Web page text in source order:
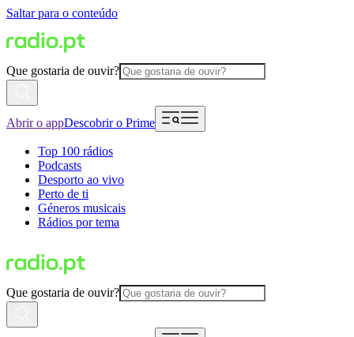
Saltar para o conteúdo
Que gostaria de ouvir?
Abrir o appDescobrir o Prime
Top 100 rádios
Podcasts
Desporto ao vivo
Perto de ti
Géneros musicais
Rádios por tema
Que gostaria de ouvir?